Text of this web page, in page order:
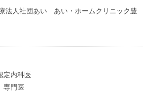
法人社団あい あい・ホームクリニック豊
定内科医
専門医